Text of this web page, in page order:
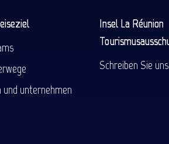
und unternehmen
Insel La Réunion
Schreiben Sie uns